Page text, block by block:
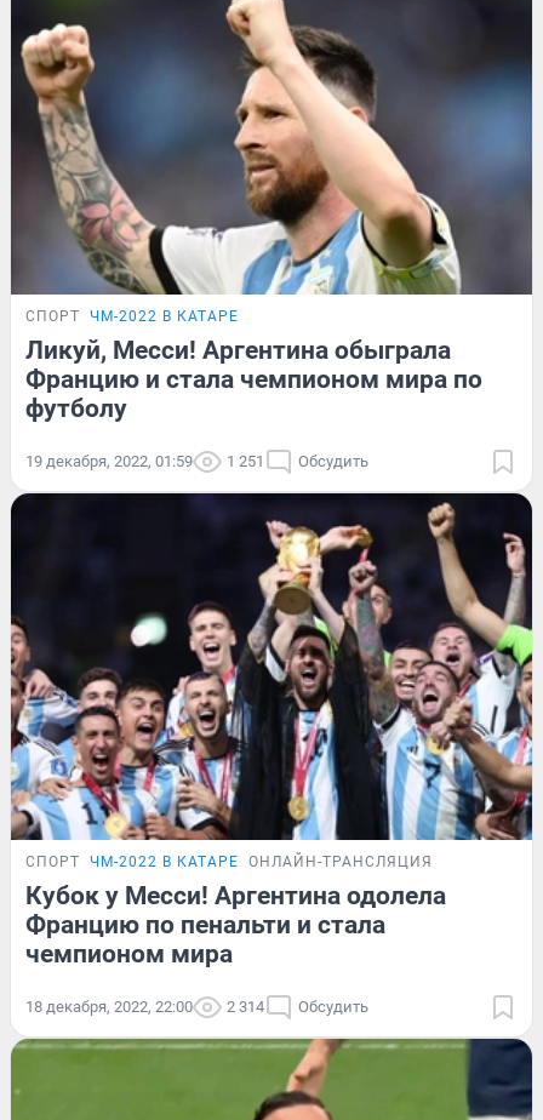
СПОРТ ЧМ-2022 В КАТАРЕ
Ликуй, Месси! Аргентина обыграла
Францию и стала чемпионом мира по
футболу
19 декабря, 2022, 01:59 1 251 Обсудить
СПОРТ ЧМ-2022 В КАТАРЕ ОНЛАЙН-ТРАНСЛЯЦИЯ
Кубок у Месси! Аргентина одолела
Францию по пенальти и стала
чемпионом мира
18 декабря, 2022, 22:00 2 314 Обсудить